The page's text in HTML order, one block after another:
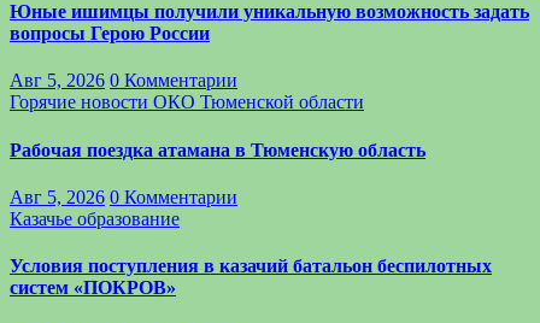
Юные ишимцы получили уникальную возможность задать
вопросы Герою России
Авг 5, 2026 0 Комментарии
Горячие новости ОКО Тюменской области
Рабочая поездка атамана в Тюменскую область
Авг 5, 2026 0 Комментарии
Казачье образование
Условия поступления в казачий батальон беспилотных
систем «ПОКРОВ»